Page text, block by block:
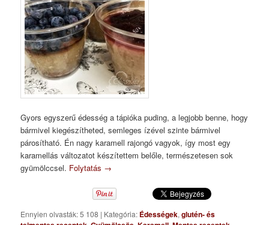
Gyors egyszerű édesség a tápióka puding, a legjobb benne, hogy
bármivel kiegészítheted, semleges ízével szinte bármivel
párosítható. Én nagy karamell rajongó vagyok, így most egy
karamellás változatot készítettem belőle, természetesen sok
gyümölccsel. Folytatás →
Ennyien olvasták: 5 108 | Kategória: Édességek,glutén- és